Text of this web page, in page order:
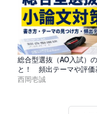
総合型選抜（AO入試）
と！ 頻出テーマや評価
西岡壱誠